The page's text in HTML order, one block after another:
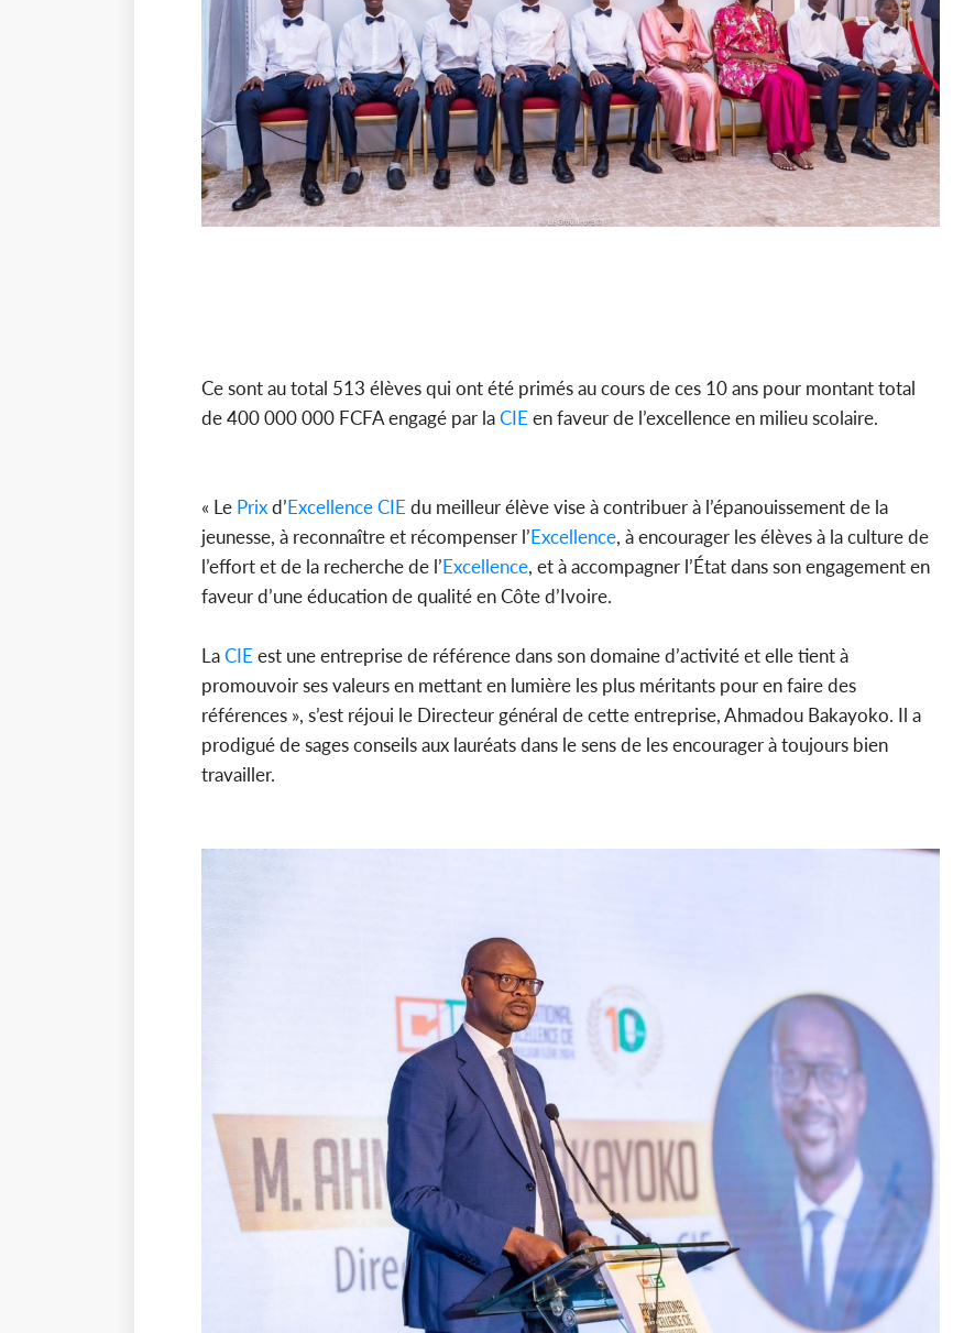
Ce sont au total 513 élèves qui ont été primés au cours de ces 10 ans pour montant total
de 400 000 000 FCFA engagé par laCIE en faveur de l’excellence en milieu scolaire.
« Le Prixd’ExcellenceCIE du meilleur élève vise à contribuer à l’épanouissement de la
jeunesse, à reconnaître et récompenser l’Excellence, à encourager les élèves à la culture de
l’effort et de la recherche de l’Excellence, et à accompagner l’État dans son engagement en
faveur d’une éducation de qualité en Côte d’Ivoire.
LaCIE est une entreprise de référence dans son domaine d’activité et elle tient à
promouvoir ses valeurs en mettant en lumière les plus méritants pour en faire des
références », s’est réjoui le Directeur général de cette entreprise, Ahmadou Bakayoko. Il a
prodigué de sages conseils aux lauréats dans le sens de les encourager à toujours bien
travailler.